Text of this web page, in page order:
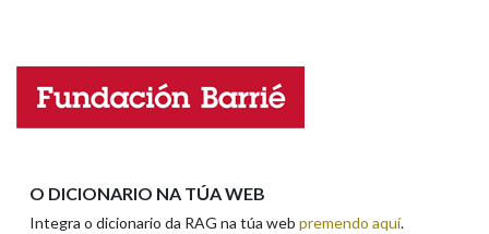
Propoño mellorar a definición
Falta unha voz
O DICIONARIO NA TÚA WEB
Integra o dicionario da RAG na túa web premendo aquí.